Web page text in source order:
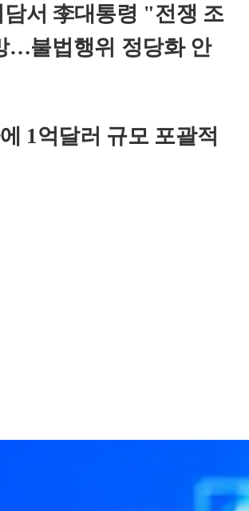
서 李대통령 "전쟁 조
…불법행위 정당화 안
1억달러 규모 포괄적